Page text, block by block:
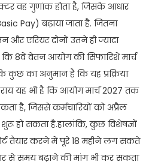
वह गुणांक होता है, जिसके आधार
Pay) बढ़ाया जाता है. जितना
एरियर दोनों उतने ही ज्यादा
8वें वेतन आयोग की सिफारिशें मार्च
कुछ का अनुमान है कि यह प्रक्रिया
यह भी है कि आयोग मार्च 2027 तक
है, जिससे कर्मचारियों को अप्रैल
हो सकता है.हालांकि, कुछ विशेषज्ञों
तैयार करने में पूरे 18 महीने लग सकते
से समय बढ़ाने की मांग भी कर सकता